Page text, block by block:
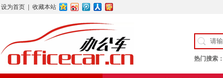
设为首页 收藏本站
热门搜索